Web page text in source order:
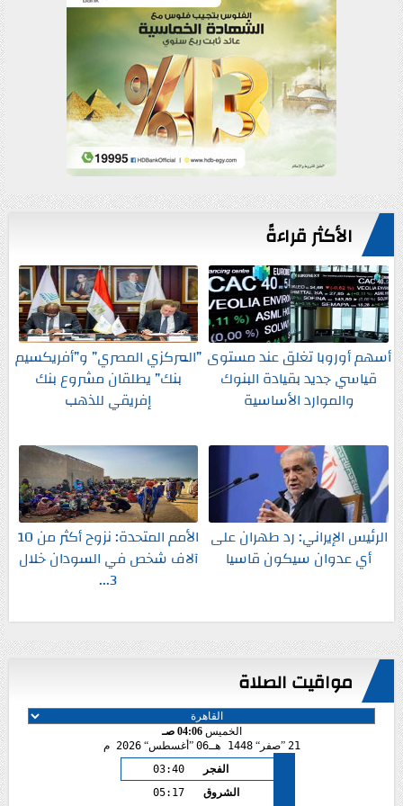
الأكثر قراءةً
أسهم أوروبا تغلق عند مستوى
قياسي جديد بقيادة البنوك
والموارد الأساسية
”المركزي المصري” و”أفريكسيم
بنك” يطلقان مشروع بنك
إفريقي للذهب
الرئيس الإيراني: رد طهران على
أي عدوان سيكون قاسيا
الأمم المتحدة: نزوح أكثر من 10
آلاف شخص في السودان خلال
3...
مواقيت الصلاة
الخميس04:06 صـ
21
صفر 1448 هـ 06 أغسطس 2026 م
الفجر
03:40
الشروق
05:17